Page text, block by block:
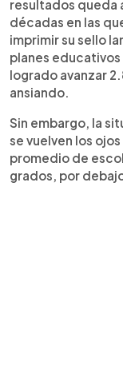
resultados queda
décadas en las
imprimir su sello
planes educativos
logrado avanzar
ansiando.
Sin embargo, la
se vuelven los
promedio de
grados, por